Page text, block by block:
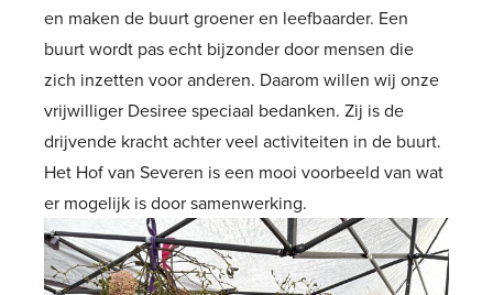
en maken de buurt groener en leefbaarder. Een
buurt wordt pas echt bijzonder door mensen die
zich inzetten voor anderen. Daarom willen wij onze
vrijwilliger Desiree speciaal bedanken. Zij is de
drijvende kracht achter veel activiteiten in de buurt.
Het Hof van Severen is een mooi voorbeeld van wat
er mogelijk is door samenwerking.